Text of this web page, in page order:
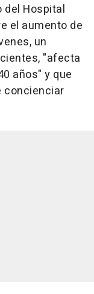
del Hospital
el aumento de
un
"afecta
años" y que
concienciar